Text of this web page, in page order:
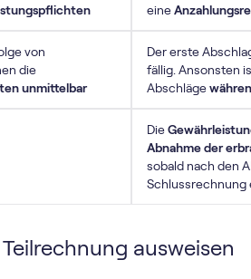
eine
von
die
unmittelbar
Der erste
fällig. Ansonsten
Abschläge
Die
Abnahme der
sobald nach den
Schlussrechnung
ausweisen